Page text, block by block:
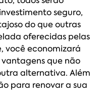
seguro,
do que outras
oferecidas pelas
você economizará
que não
alternativa. Além
para renovar a sua